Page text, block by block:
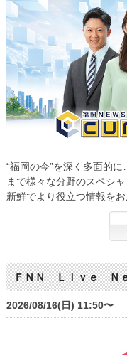
“福岡の今”を深く多面的
まで様々な分野のスペシ
新鮮でより役立つ情報をお
ＦＮＮ Ｌｉｖｅ Ｎ
2026/08/16(日) 11:50〜